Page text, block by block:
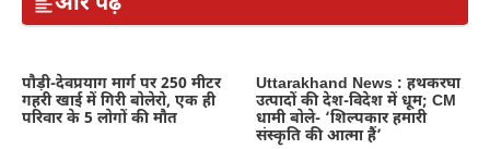
पौड़ी-देवप्रयाग मार्ग पर 250 मीटर
गहरी खाई में गिरी बोलेरो, एक ही
परिवार के 5 लोगों की मौत
Uttarakhand News : हथकरघा
उत्पादों की देश-विदेश में धूम; CM
धामी बोले- ‘शिल्पकार हमारी
संस्कृति की आत्मा हैं’